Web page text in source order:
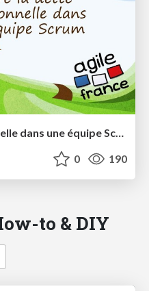
Réduire la dette émotionnelle dans une équipe Scrum
0 190
to & DIY